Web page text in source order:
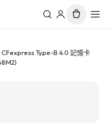
Type-B 4.0 記憶卡